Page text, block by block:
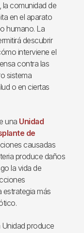
, la comunidad de
en el aparato
humano. La
descubrir
interviene el
contra las
sistema
o en ciertas
una Unidad
de
causadas
produce daños
la vida de
estrategia más
Unidad produce